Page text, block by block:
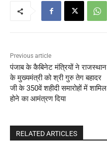
Previous article
पंजाब के कैबिनेट मंत्रियों ने राजस्थान
के मुख्यमंत्री को श्री गुरु तेग बहादर
जी के 350वें शहीदी समारोहों में शामिल
होने का आमंत्रण दिया
RELATED ARTICLES